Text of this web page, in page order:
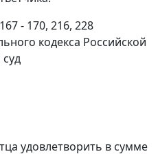
167 - 170, 216, 228
кодекса Российской
удовлетворить в сумме